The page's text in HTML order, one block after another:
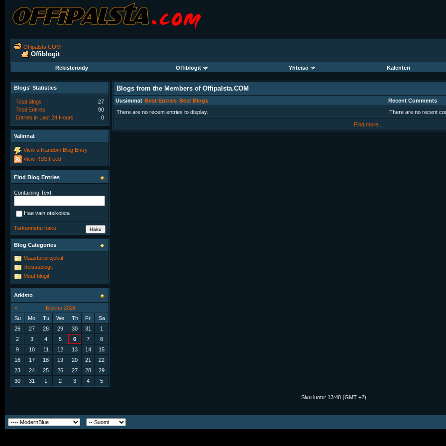
Offipalsta.COM
Offiblogit
Rekisteröidy
Offiblogit Yhteisö Kalenteri
Blogs from the Members of Offipalsta.COM
Uusimmat Best Entries Best Blogs
Recent Comments
There are no recent entries to display.
There are no recent
Find more...
Blogs' Statistics
Total Blogs
27
Total Entries
90
Entries in Last 24 Hours
0
Valinnat
View a Random Blog Entry
View RSS Feed
Find Blog Entries
Containing Text:
Hae vain otsikoista
Tarkennettu haku
Blog Categories
Maasturiprojektit
Reissublogit
Muut blogit
Arkisto
<
Elokuu 2026
Su
Mo Tu We Th Fr
Sa
26
27 28 29 30 31
1
2
3 4 5 6 7
8
9
10 11 12 13 14
15
16
17 18 19 20 21
22
23
24 25 26 27 28
29
30
31 1 2 3 4 5
Sivu luotu: 13:48 (GMT +2).